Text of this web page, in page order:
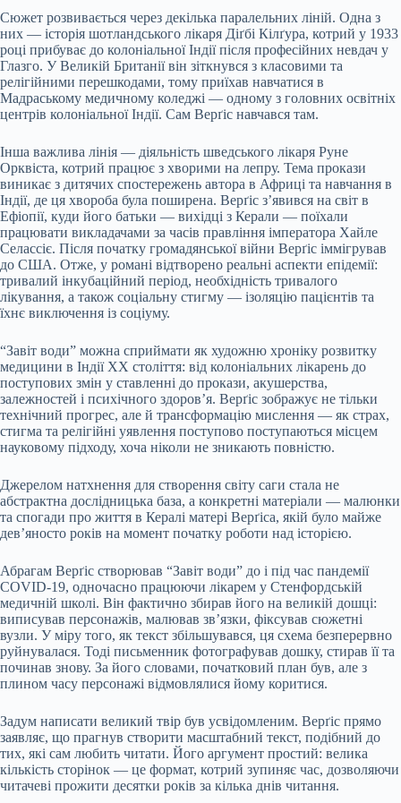
Сюжет розвивається через декілька паралельних ліній. Одна з
них — історія шотландського лікаря Діґбі Кілґура, котрий у 1933
році прибуває до колоніальної Індії після професійних невдач у
Глазго. У Великій Британії він зіткнувся з класовими та
релігійними перешкодами, тому приїхав навчатися в
Мадраському медичному коледжі — одному з головних освітніх
центрів колоніальної Індії. Сам Верґіс навчався там.
Інша важлива лінія — діяльність шведського лікаря Руне
Орквіста, котрий працює з хворими на лепру. Тема прокази
виникає з дитячих спостережень автора в Африці та навчання в
Індії, де ця хвороба була поширена. Верґіс з’явився на світ в
Ефіопії, куди його батьки — вихідці з Керали — поїхали
працювати викладачами за часів правління імператора Хайле
Селассіє. Після початку громадянської війни Верґіс іммігрував
до США. Отже, у романі відтворено реальні аспекти епідемії:
тривалий інкубаційний період, необхідність тривалого
лікування, а також соціальну стигму — ізоляцію пацієнтів та
їхнє виключення із соціуму.
“Завіт води” можна сприймати як художню хроніку розвитку
медицини в Індії ХХ століття: від колоніальних лікарень до
поступових змін у ставленні до прокази, акушерства,
залежностей і психічного здоров’я. Верґіс зображує не тільки
технічний прогрес, але й трансформацію мислення — як страх,
стигма та релігійні уявлення поступово поступаються місцем
науковому підходу, хоча ніколи не зникають повністю.
Джерелом натхнення для створення світу саги стала не
абстрактна дослідницька база, а конкретні матеріали — малюнки
та спогади про життя в Кералі матері Верґіса, якій було майже
дев’яносто років на момент початку роботи над історією.
Абрагам Верґіс створював “Завіт води” до і під час пандемії
COVID-19, одночасно працюючи лікарем у Стенфордській
медичній школі. Він фактично збирав його на великій дошці:
виписував персонажів, малював зв’язки, фіксував сюжетні
вузли. У міру того, як текст збільшувався, ця схема безперервно
руйнувалася. Тоді письменник фотографував дошку, стирав її та
починав знову. За його словами, початковий план був, але з
плином часу персонажі відмовлялися йому коритися.
Задум написати великий твір був усвідомленим. Верґіс прямо
заявляє, що прагнув створити масштабний текст, подібний до
тих, які сам любить читати. Його аргумент простий: велика
кількість сторінок — це формат, котрий зупиняє час, дозволяючи
читачеві прожити десятки років за кілька днів читання.